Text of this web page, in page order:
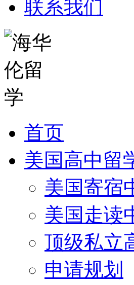
联系我们
首页
美国高中留
美国寄宿
美国走读
顶级私立
申请规划